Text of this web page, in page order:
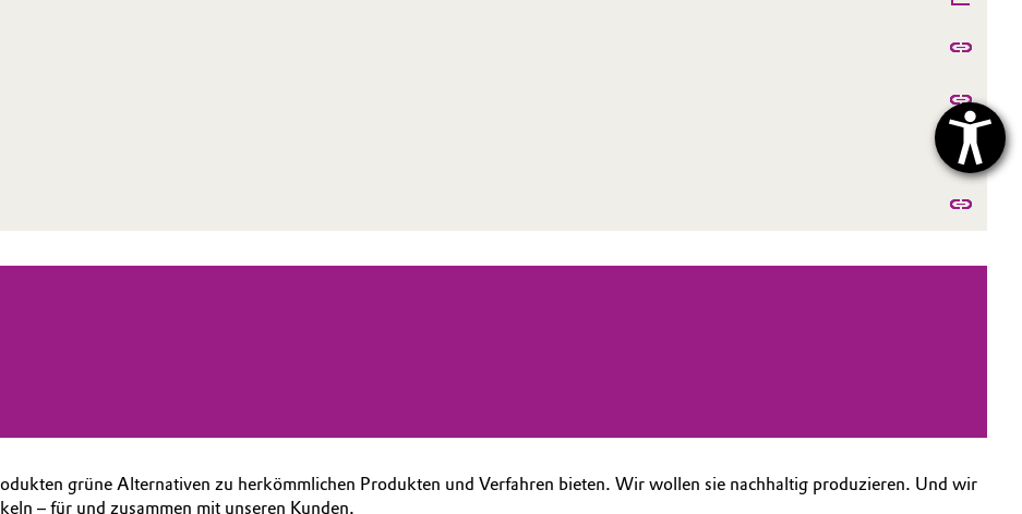
grüne Alternativen zu herkömmlichen Produkten und Verfahren bieten. Wir wollen sie nachhaltig produzieren. Und wir
– für und zusammen mit unseren Kunden.